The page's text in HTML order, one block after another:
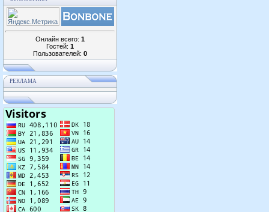
Онлайн всего: 1
Гостей: 1
Пользователей: 0
РЕКЛАМА